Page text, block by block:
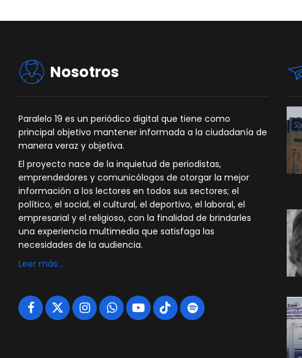
Nosotros
Paralelo 19 es un periódico digital que tiene como
principal objetivo mantener informada a la ciudadanía de
manera veraz y objetiva.
El proyecto nace de la inquietud de periodistas,
emprendedores y comunicólogos de otorgar la mejor
información a los lectores en todos sus sectores; el
político, el social, el cultural, el deportivo, el laboral, el
empresarial y el religioso, con la finalidad de brindarles
una experiencia multimedia que satisfaga las
necesidades de la audiencia.
Leer más…